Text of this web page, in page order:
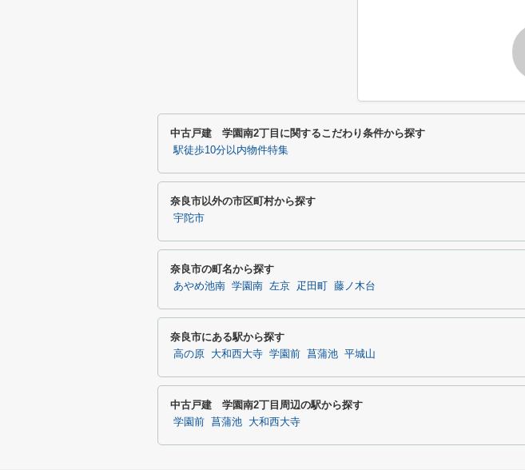
中古戸建 学園南2丁目に関するこだわり条件から探す
駅徒歩10分以内物件特集
奈良市以外の市区町村から探す
宇陀市
奈良市の町名から探す
あやめ池南 学園南 左京 疋田町 藤ノ木台
奈良市にある駅から探す
高の原 大和西大寺 学園前 菖蒲池 平城山
中古戸建 学園南2丁目周辺の駅から探す
学園前 菖蒲池 大和西大寺